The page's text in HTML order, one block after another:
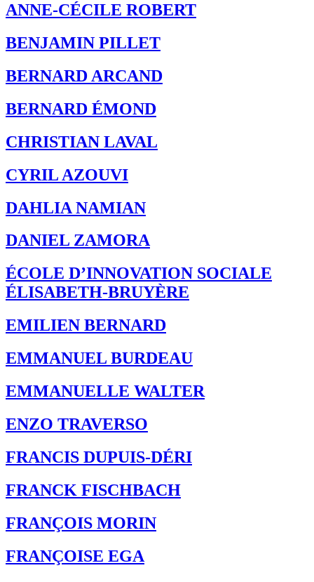
ANNE-CÉCILE ROBERT
BENJAMIN PILLET
BERNARD ARCAND
BERNARD ÉMOND
CHRISTIAN LAVAL
CYRIL AZOUVI
DAHLIA NAMIAN
DANIEL ZAMORA
ÉCOLE D’INNOVATION SOCIALE
ÉLISABETH-BRUYÈRE
EMILIEN BERNARD
EMMANUEL BURDEAU
EMMANUELLE WALTER
ENZO TRAVERSO
FRANCIS DUPUIS-DÉRI
FRANCK FISCHBACH
FRANÇOIS MORIN
FRANÇOISE EGA